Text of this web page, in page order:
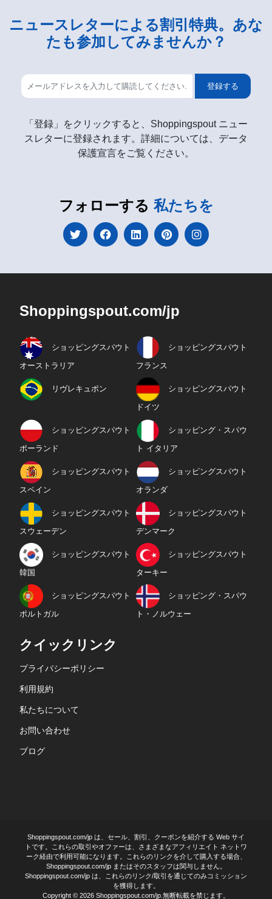
ニュースレターによる割引特典。あな
たも参加してみませんか？
登録する
「登録」をクリックすると、Shoppingspout ニュー
スレターに登録されます。詳細については、データ
保護宣言をご覧ください。
フォローする 私たちを
Shoppingspout.com/jp
ショッピングスパウト
オーストラリア
ショッピングスパウト
フランス
リヴレキュポン ショッピングスパウト
ドイツ
ショッピングスパウト
ポーランド
ショッピング・スパウ
ト イタリア
ショッピングスパウト
スペイン
ショッピングスパウト
オランダ
ショッピングスパウト
スウェーデン
ショッピングスパウト
デンマーク
ショッピングスパウト
韓国
ショッピングスパウト
ターキー
ショッピングスパウト
ポルトガル
ショッピング・スパウ
ト・ノルウェー
クイックリンク
プライバシーポリシー
利用規約
私たちについて
お問い合わせ
ブログ
Shoppingspout.com/jp は、セール、割引、クーポンを紹介する Web サイ
トです。これらの取引やオファーは、さまざまなアフィリエイト ネットワ
ーク経由で利用可能になります。これらのリンクを介して購入する場合、
Shoppingspout.com/jp またはそのスタッフは関与しません。
Shoppingspout.com/jp は、これらのリンク/取引を通じてのみコミッション
を獲得します。
Copyright © 2026 Shoppingspout.com/jp.無断転載を禁じます。